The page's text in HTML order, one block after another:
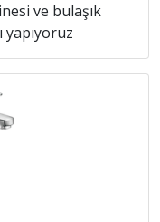
ve bulaşık
yapıyoruz